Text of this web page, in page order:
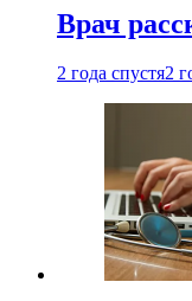
Врач
2 года спустя2